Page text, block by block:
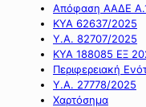
Απόφαση ΑΑΔΕ
ΚΥΑ 62637/2025
Υ.Α. 82707/2025
ΚΥΑ 188085 ΕΞ
Περιφερειακή
Υ.Α. 27778/2025
Χαρτόσημα